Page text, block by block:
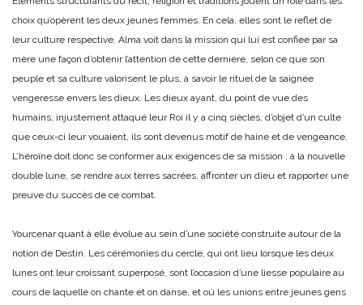
choix qu’opèrent les deux jeunes femmes. En cela, elles sont le reflet de
leur culture respective. Alma voit dans la mission qui lui est confiée par sa
mère une façon d’obtenir l’attention de cette dernière, selon ce que son
peuple et sa culture valorisent le plus, à savoir le rituel de la saignée
vengeresse envers les dieux. Les dieux ayant, du point de vue des
humains, injustement attaqué leur Roi il y a cinq siècles, d’objet d’un culte
que ceux-ci leur vouaient, ils sont devenus motif de haine et de vengeance.
L’héroïne doit donc se conformer aux exigences de sa mission : à la nouvelle
double lune, se rendre aux terres sacrées, affronter un dieu et rapporter une
preuve du succès de ce combat.
Yourcenar quant à elle évolue au sein d’une société construite autour de la
notion de Destin. Les cérémonies du cercle, qui ont lieu lorsque les deux
lunes ont leur croissant superposé, sont l’occasion d’une liesse populaire au
cours de laquelle on chante et on danse, et où les unions entre jeunes gens